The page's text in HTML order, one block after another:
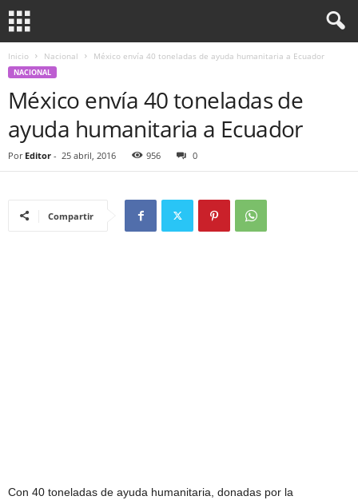
Inicio Nacional México envía 40 toneladas de ayuda humanitaria a Ecuador
NACIONAL
México envía 40 toneladas de
ayuda humanitaria a Ecuador
Por Editor - 25 abril, 2016 956 0
Compartir
Con 40 toneladas de ayuda humanitaria, donadas por la